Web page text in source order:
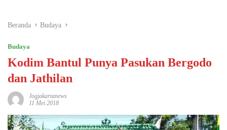
Beranda Budaya
Budaya
Kodim Bantul Punya Pasukan Bergodo
dan Jathilan
Jogjakartanews
11 Mei 2018